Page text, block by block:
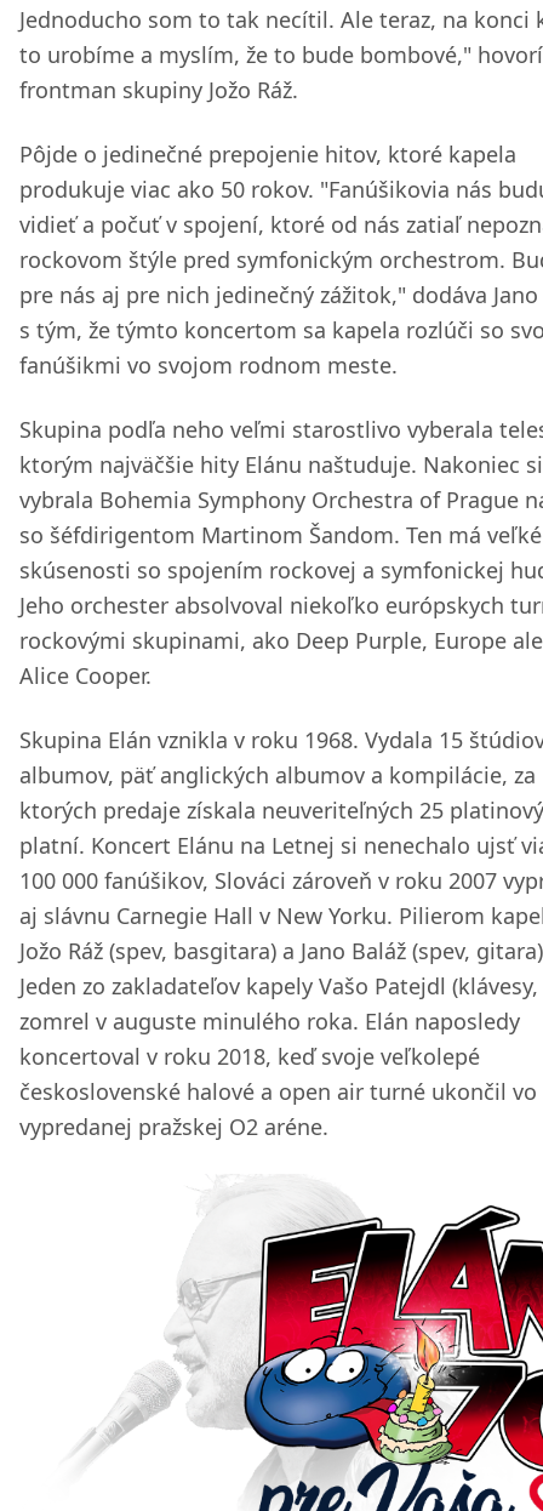
Jednoducho som to tak necítil. Ale teraz, na konci
to urobíme a myslím, že to bude bombové," hovorí
frontman skupiny Jožo Ráž.
Pôjde o jedinečné prepojenie hitov, ktoré kapela
produkuje viac ako 50 rokov. "Fanúšikovia nás
vidieť a počuť v spojení, ktoré od nás zatiaľ
rockovom štýle pred symfonickým orchestrom.
pre nás aj pre nich jedinečný zážitok," dodáva Jano
s tým, že týmto koncertom sa kapela rozlúči so
fanúšikmi vo svojom rodnom meste.
Skupina podľa neho veľmi starostlivo vyberala
ktorým najväčšie hity Elánu naštuduje. Nakoniec si
vybrala Bohemia Symphony Orchestra of Prague
so šéfdirigentom Martinom Šandom. Ten má veľké
skúsenosti so spojením rockovej a symfonickej
Jeho orchester absolvoval niekoľko európskych
rockovými skupinami, ako Deep Purple, Europe
Alice Cooper.
Skupina Elán vznikla v roku 1968. Vydala 15
albumov, päť anglických albumov a kompilácie, za
ktorých predaje získala neuveriteľných 25
platní. Koncert Elánu na Letnej si nenechalo ujsť
100 000 fanúšikov, Slováci zároveň v roku 2007
aj slávnu Carnegie Hall v New Yorku. Pilierom
Jožo Ráž (spev, basgitara) a Jano Baláž (spev,
Jeden zo zakladateľov kapely Vašo Patejdl
zomrel v auguste minulého roka. Elán naposledy
koncertoval v roku 2018, keď svoje veľkolepé
československé halové a open air turné ukončil vo
vypredanej pražskej O2 aréne.